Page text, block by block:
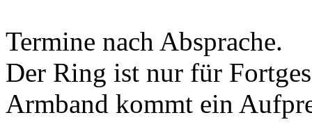
Termine nach Absprache.
Der Ring ist nur für
Armband kommt ein